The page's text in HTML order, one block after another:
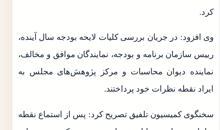
کرد.
وی افزود: در جریان بررسی کلیات لایحه بودجه سال آینده،
رییس سازمان برنامه و بودجه، نمایندگان موافق و مخالف،
نماینده دیوان محاسبات و مرکز پژوهش‌های مجلس به
ایراد نقطه نظرات خود پرداختند.
سخنگوی کمیسیون تلفیق تصریح کرد: پس از استماع نقطه